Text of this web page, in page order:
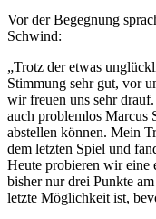
Vor der Begegnung
Schwind:
„Trotz der etwas
Stimmung sehr gut, vor
wir freuen uns sehr
auch problemlos Marcus
abstellen können. Mein
dem letzten Spiel und
Heute probieren wir eine
bisher nur drei Punkte
letzte Möglichkeit ist,